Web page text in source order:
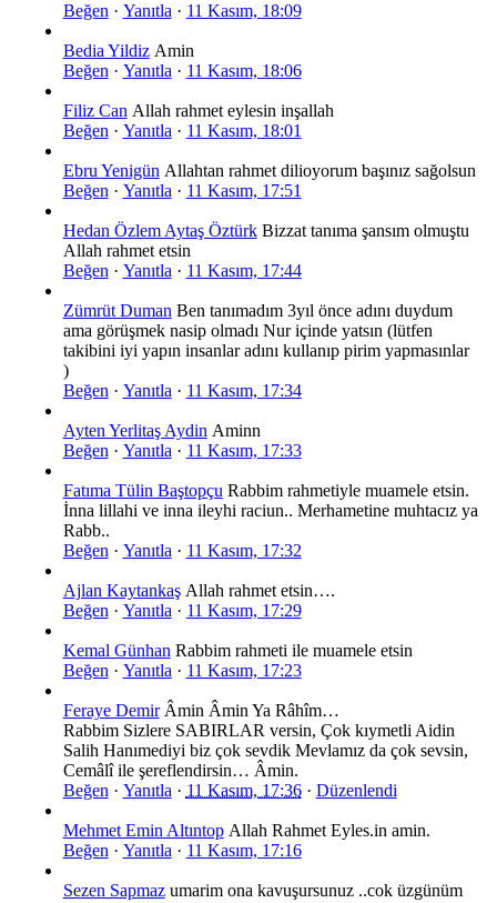
Beğen · Yanıtla · 11 Kasım, 18:09
Bedia YildizAmin
Beğen · Yanıtla · 11 Kasım, 18:06
Filiz Can Allah rahmet eylesin inşallah
Beğen · Yanıtla · 11 Kasım, 18:01
Ebru Yenigün Allahtan rahmet dilioyorum başınız sağolsun
Beğen · Yanıtla · 11 Kasım, 17:51
Hedan Özlem Aytaş ÖztürkBizzat tanıma şansım olmuştu
Allah rahmet etsin
Beğen · Yanıtla · 11 Kasım, 17:44
Zümrüt Duman Ben tanımadım 3yıl önce adını duydum
ama görüşmek nasip olmadı Nur içinde yatsın (lütfen
takibini iyi yapın insanlar adını kullanıp pirim yapmasınlar
)
Beğen · Yanıtla · 11 Kasım, 17:34
Ayten Yerlitaş Aydin Aminn
Beğen · Yanıtla · 11 Kasım, 17:33
Fatıma Tülin Baştopçu Rabbim rahmetiyle muamele etsin.
İnna lillahi ve inna ileyhi raciun.. Merhametine muhtacız ya
Rabb..
Beğen · Yanıtla · 11 Kasım, 17:32
Ajlan KaytankaşAllah rahmet etsin….
Beğen · Yanıtla · 11 Kasım, 17:29
Kemal Günhan Rabbim rahmeti ile muamele etsin
Beğen · Yanıtla · 11 Kasım, 17:23
Feraye DemirÂmin Âmin Ya Râhîm…
Rabbim Sizlere SABIRLAR versin, Çok kıymetli Aidin
Salih Hanımediyi biz çok sevdik Mevlamız da çok sevsin,
Cemâlî ile şereflendirsin… Âmin.
Beğen · Yanıtla · 11 Kasım, 17:36· Düzenlendi
Mehmet Emin AltıntopAllah Rahmet Eyles.in amin.
Beğen · Yanıtla · 11 Kasım, 17:16
Sezen Sapmazumarim ona kavuşursunuz ..cok üzgünüm